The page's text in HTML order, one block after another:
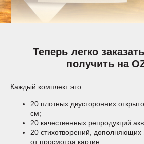
Теперь легко
получить на
Каждый комплект это:
20 плотных двусторонних
см;
20 качественных репродукций
20 стихотворений,
от просмотра картин